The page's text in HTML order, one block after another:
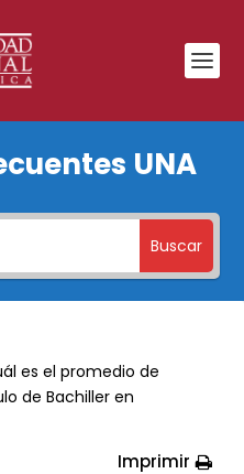
UNA
Buscar
es el promedio de
de Bachiller en
Imprimir